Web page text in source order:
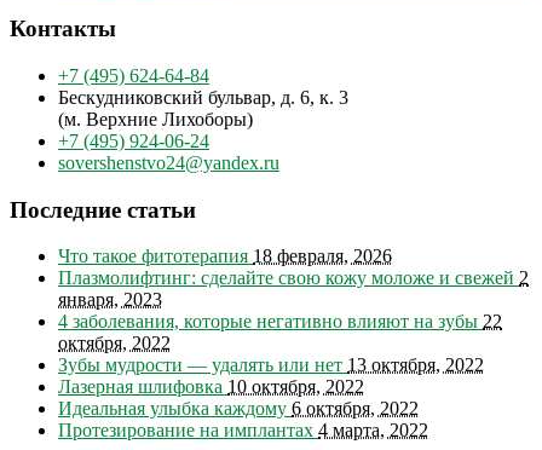
Контакты
+7 (495) 624-64-84
Бескудниковский бульвар, д. 6, к. 3
(м. Верхние Лихоборы)
+7 (495) 924-06-24
sovershenstvo24@yandex.ru
Последние статьи
Что такое фитотерапия 18 февраля, 2026
Плазмолифтинг: сделайте свою кожу моложе и свежей 2
января, 2023
4 заболевания, которые негативно влияют на зубы 22
октября, 2022
Зубы мудрости — удалять или нет 13 октября, 2022
Лазерная шлифовка 10 октября, 2022
Идеальная улыбка каждому 6 октября, 2022
Протезирование на имплантах 4 марта, 2022